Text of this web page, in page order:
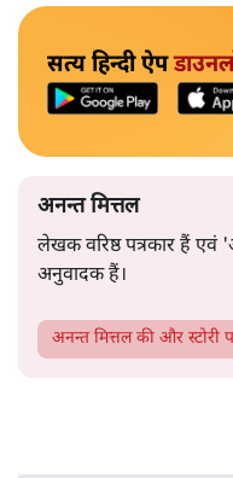
सत्य हिन्दी ऐप
अनन्त मित्तल
लेखक वरिष्ठ पत्रकार हैं
अनुवादक हैं।
अनन्त मित्तलकी और स्टोरी